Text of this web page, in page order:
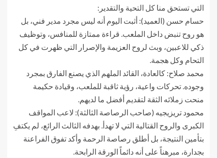
التي تستحق منا كل التحية والتقدير:
​حسام حسن (العميد): أثبت اليوم أنه ليس مجرد مدير فني، بل
هو روح تنبض داخل الملعب. قراءة ممتازة للمنافس، وتوظيف
ذكي للاعبين، وبث لروح العزيمة والإصرار التي ظهرت في كل
التحام وكل هجمة.
​محمد صلاح: كالعادة، القائد الملهم الذي يصنع الفارق بمجرد
وجوده. تحركات واعية، رؤية ثاقبة للملعب، وقيادة حكيمة
منحت زملائه الثقة لتقديم أفضل ما لديهم.
​محمود تريزيجيه (صاحب الرصاصة الثالثة): لاعب المواقف
الكبرى والروح القتالية التي لا تهدأ. بهدفه الثالث الرائع، لم يكتفِ
بتأمين النتيجة، بل أطلق رصاصة الرحمة وأكد تفوق الفراعنة
بجدارة، مبرهناً على أنه دائماً الورقة الرابحة.